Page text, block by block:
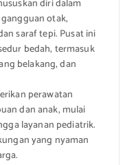
diri dalam
otak,
saraf tepi. Pusat ini
bedah, termasuk
belakang, dan
perawatan
dan anak, mulai
layanan pediatrik.
yang nyaman